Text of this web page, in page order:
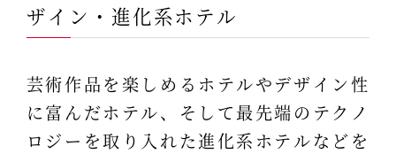
ザイン・進化系ホテル
芸術作品を楽しめるホテルやデザイン性
に富んだホテル、そして最先端のテクノ
ロジーを取り入れた進化系ホテルなどを